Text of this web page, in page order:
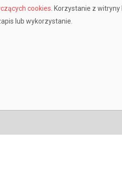
cookies . Korzystanie z
lub wykorzystanie.